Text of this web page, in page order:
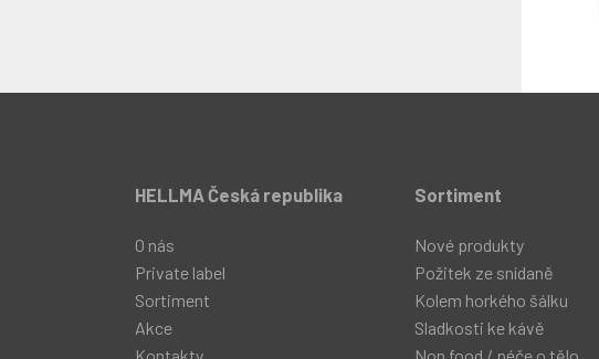
HELLMA Česká republika
O nás
Private label
Sortiment
Akce
Sortiment
Nové produkty
Požitek ze snídaně
Kolem horkého šálku
Sladkosti ke kávě